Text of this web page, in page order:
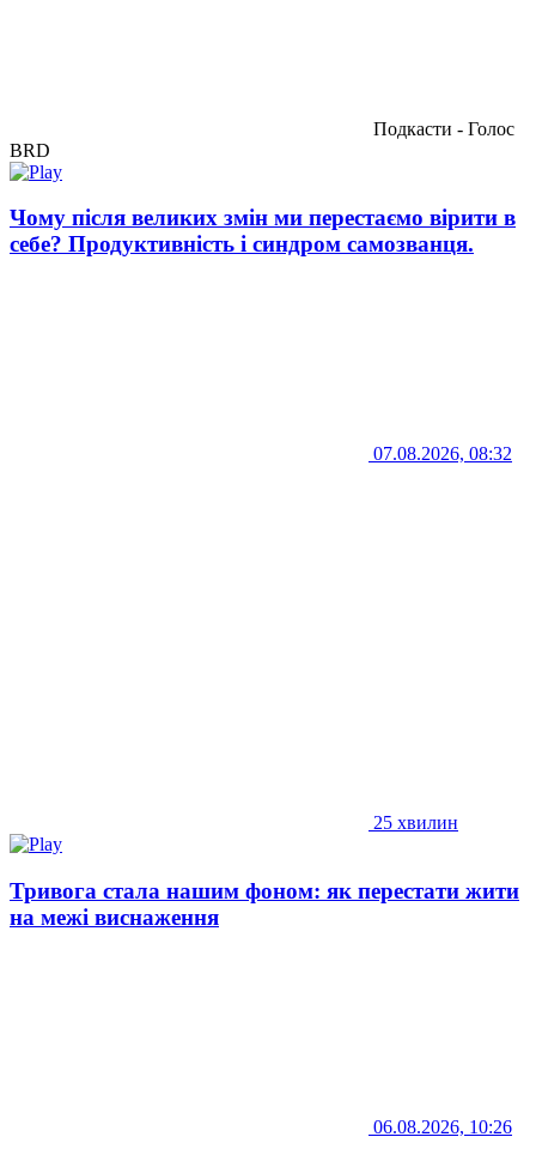
Подкасти - Голос
BRD
Чому після великих змін ми перестаємо вірити в
себе? Продуктивність і синдром самозванця.
07.08.2026, 08:32
25 хвилин
Тривога стала нашим фоном: як перестати жити
на межі виснаження
06.08.2026, 10:26